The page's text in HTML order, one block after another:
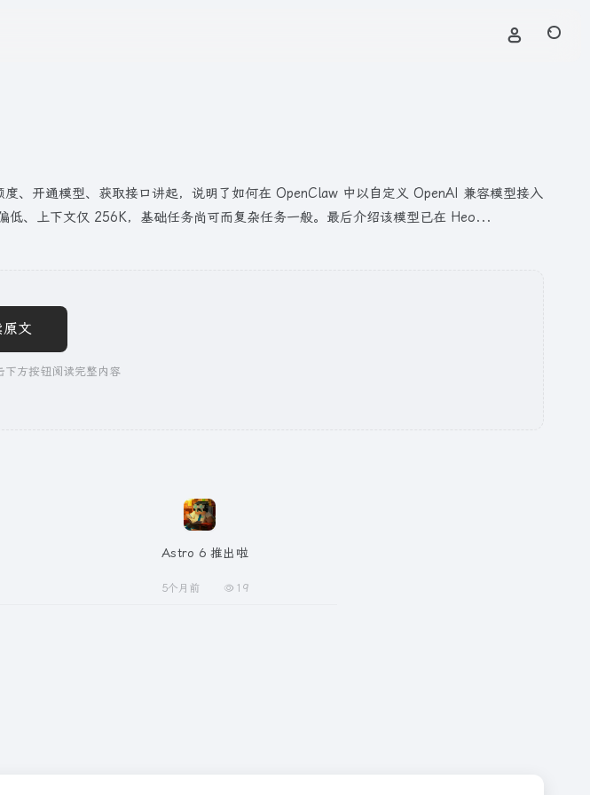
、开通模型、获取接口讲起，说明了如何在 OpenClaw 中以自定义 OpenAI 兼容模型接入
、上下文仅 256K，基础任务尚可而复杂任务一般。最后介绍该模型已在 Heo...
文
下方按钮阅读完整内容
Astro 6 推出啦
5个月前 19